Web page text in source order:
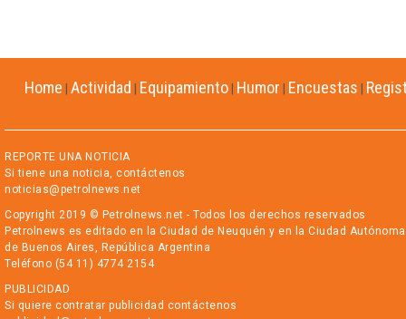
Home Actividad Equipamiento Humor Encuestas
REPORTE UNA NOTICIA
Si tiene una noticia, contáctenos
noticias@petrolnews.net
Copyright 2019 © Petrolnews.net - Todos los derechos reservados
Petrolnews es editado en la Ciudad de Neuquén y en la Ciudad Autónoma
de Buenos Aires, República Argentina
Teléfono (54 11) 4774 2154
PUBLICIDAD
Si quiere contratar publicidad contáctenos